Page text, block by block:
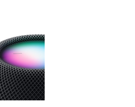
图库 图像 5